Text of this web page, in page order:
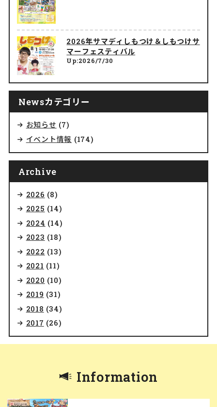
2026年サマディしもつけ＆しもつけサ
マーフェスティバル
Up:2026/7/30
Newsカテゴリー
お知らせ (7)
イベント情報 (174)
Archive
2026 (8)
2025 (14)
2024 (14)
2023 (18)
2022 (13)
2021 (11)
2020 (10)
2019 (31)
2018 (34)
2017 (26)
Information